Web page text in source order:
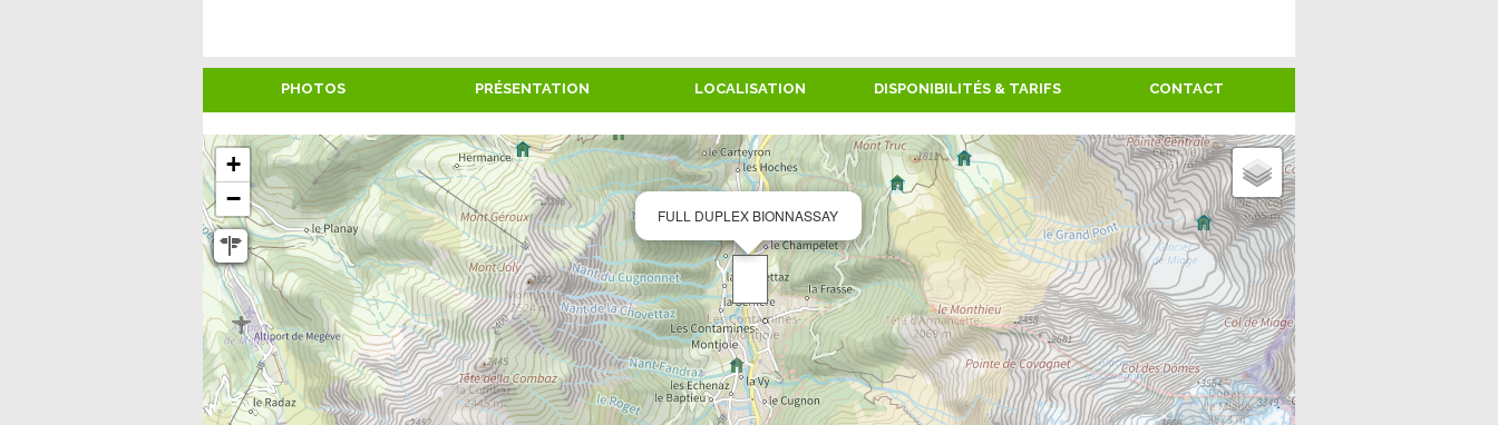
PHOTOS PRÉSENTATION LOCALISATION DISPONIBILITÉS & TARIFS CONTACT
FULL DUPLEX BIONNASSAY
+
−